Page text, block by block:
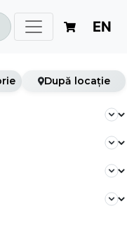
EN
După locație